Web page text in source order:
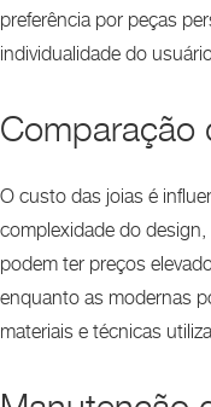
preferência por peças
individualidade do
Comparação
O custo das joias é
complexidade do
podem ter preços
enquanto as modernas
materiais e técnicas